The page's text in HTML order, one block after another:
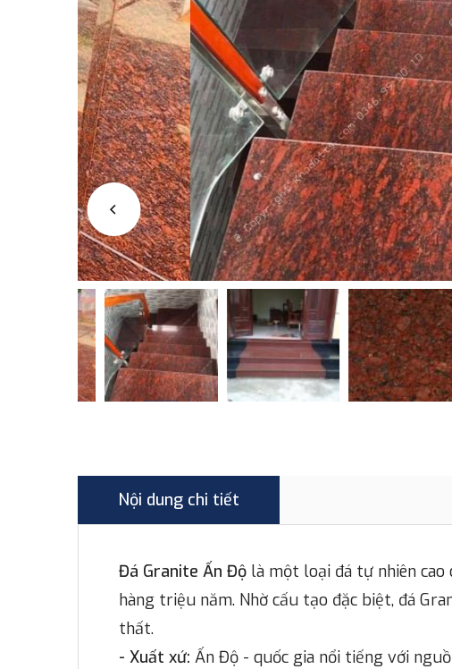
Nội dung chi tiết
Đá Granite Ấn Độ là một loại đá tự nhiên
hàng triệu năm. Nhờ cấu tạo đặc biệt, đá
thất.
- Xuất xứ: Ấn Độ - quốc gia nổi tiếng với